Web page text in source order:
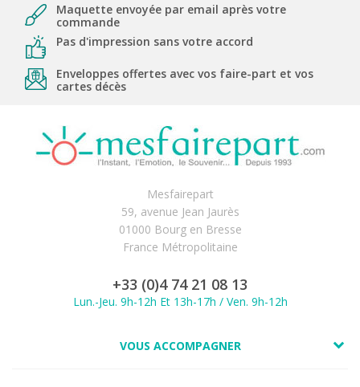
Maquette envoyée par email après votre
commande
Pas d'impression sans votre accord
Enveloppes offertes avec vos faire-part et vos
cartes décès
Mesfairepart
59, avenue Jean Jaurès
01000 Bourg en Bresse
France Métropolitaine
+33 (0)4 74 21 08 13
Lun.-Jeu. 9h-12h Et 13h-17h / Ven. 9h-12h
VOUS ACCOMPAGNER